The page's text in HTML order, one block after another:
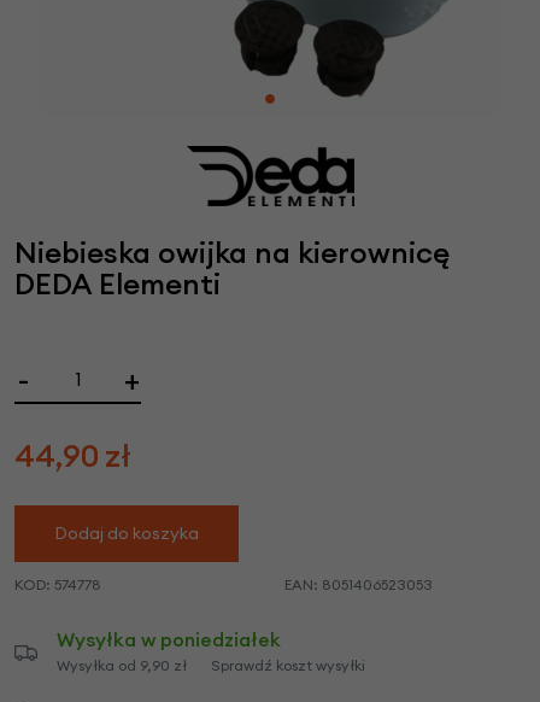
Niebieska owijka na kierownicę
DEDA Elementi
- +
44,90 zł
Dodaj do koszyka
KOD: 574778 EAN: 8051406523053
Wysyłka w poniedziałek
Wysyłka od 9,90 zł Sprawdź koszt wysyłki